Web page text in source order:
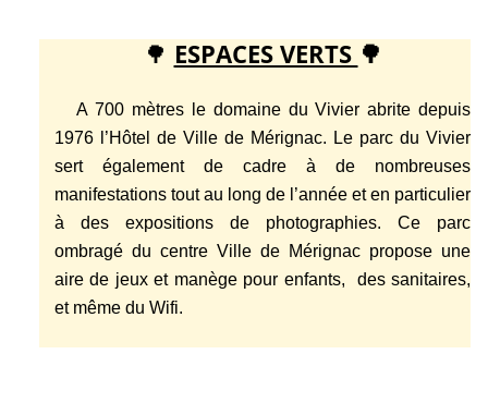
🌳 ESPACES VERTS 🌳
A 700 mètres le domaine du Vivier abrite depuis
1976 l’Hôtel de Ville de Mérignac. Le parc du Vivier
sert également de cadre à de nombreuses
manifestations tout au long de l’année et en particulier
à des expositions de photographies. Ce parc
ombragé du centre Ville de Mérignac propose une
aire de jeux et manège pour enfants, des sanitaires,
et même du Wifi.